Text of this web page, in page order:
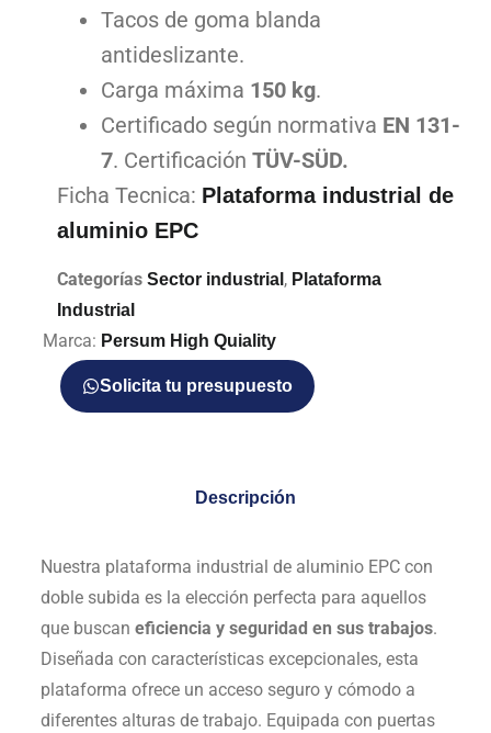
Tacos de goma blanda
antideslizante.
Carga máxima 150 kg.
Certificado según normativa EN 131-
7. Certificación TÜV-SÜD.
Ficha Tecnica: Plataforma industrial de
aluminio EPC
Categorías Sector industrial , Plataforma
Industrial
Marca: Persum High Quiality
Solicita tu presupuesto
Descripción
Nuestra plataforma industrial de aluminio EPC con
doble subida es la elección perfecta para aquellos
que buscan eficiencia y seguridad en sus trabajos.
Diseñada con características excepcionales, esta
plataforma ofrece un acceso seguro y cómodo a
diferentes alturas de trabajo. Equipada con puertas